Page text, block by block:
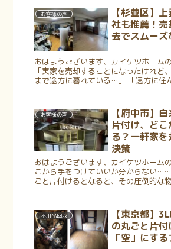
お客様の声
【杉並区】
社も推薦！
去でスムーズ
おはようございます、カイケツホーム
「実家を売却することになったけれど
まで途方に暮れている…」 「遠方に住
分たちだけで数日がかりの片付けをす
お客様の声
【府中市】
片付け、ど
る？一軒家
決策
おはようございます、カイケツホーム
こから手をつけていいか分からない
ごと片付けるとなると、その圧倒的な
尽くしてしまいますよね。長年暮らし
不用品回収
【東京都】
の丸ごと片
「空」にす